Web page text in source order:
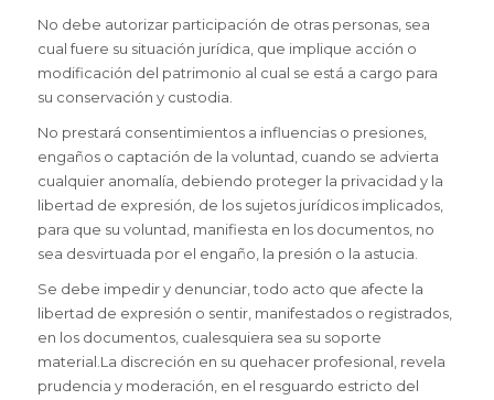
No debe autorizar participación de otras personas, sea
cual fuere su situación jurídica, que implique acción o
modificación del patrimonio al cual se está a cargo para
su conservación y custodia.
No prestará consentimientos a influencias o presiones,
engaños o captación de la voluntad, cuando se advierta
cualquier anomalía, debiendo proteger la privacidad y la
libertad de expresión, de los sujetos jurídicos implicados,
para que su voluntad, manifiesta en los documentos, no
sea desvirtuada por el engaño, la presión o la astucia.
Se debe impedir y denunciar, todo acto que afecte la
libertad de expresión o sentir, manifestados o registrados,
en los documentos, cualesquiera sea su soporte
material.La discreción en su quehacer profesional, revela
prudencia y moderación, en el resguardo estricto del